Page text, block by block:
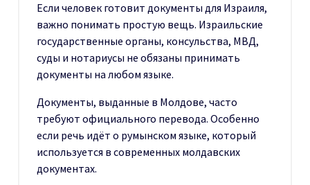
Если человек готовит документы для Израиля,
важно понимать простую вещь. Израильские
государственные органы, консульства, МВД,
суды и нотариусы не обязаны принимать
документы на любом языке.
Документы, выданные в Молдове, часто
требуют официального перевода. Особенно
если речь идёт о румынском языке, который
используется в современных молдавских
документах.